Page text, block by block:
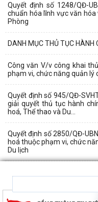
Quyết định số 1248/QĐ-
chuẩn hóa lĩnh vực văn
Phòng
DANH MỤC THỦ TỤC HÀNH
Công văn V/v công khai
phạm vi, chức năng quản lý
Quyết định số 945/QĐ-
giải quyết thủ tục hành
hoá, Thể thao và Du...
Quyết định số 2850/QĐ-
hoá thuộc phạm vi, chức
Du lịch